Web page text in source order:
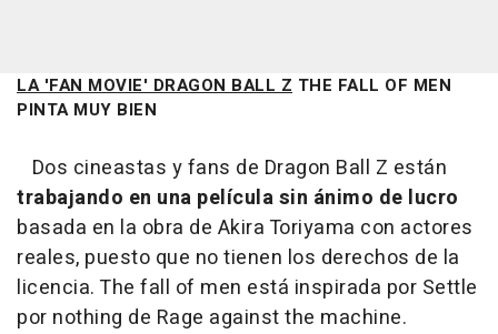
LA 'FAN MOVIE' DRAGON BALL Z THE FALL OF MEN
PINTA MUY BIEN
Dos cineastas y fans de Dragon Ball Z están
trabajando en una película sin ánimo de lucro
basada en la obra de Akira Toriyama con actores
reales, puesto que no tienen los derechos de la
licencia. The fall of men está inspirada por Settle
por nothing de Rage against the machine.